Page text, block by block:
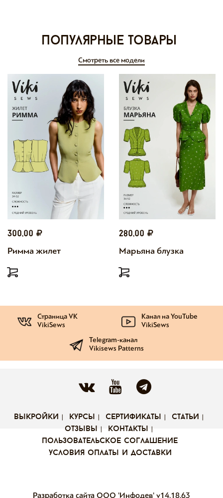
Популярные товары
Смотреть все модели
300,00
Римма жилет
280,00
Марьяна блузка
Страница VK
VikiSews
Канал на YouTube
VikiSews
Telegram-канал
Vikisews Patterns
выкройки курсы сертификаты
статьи
отзывы
контакты
пользовательское соглашение
условия оплаты и доставки
Разработка сайта ООО 'Инфодев' v14.18.63